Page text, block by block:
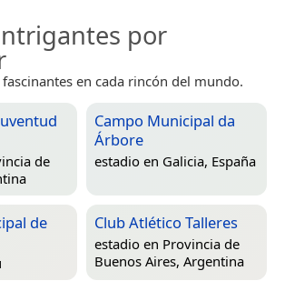
por
en cada rincón del mundo.
de
Campo Municipal da
Árbore
estadio en Galicia, España
de
Club Atlético Talleres
estadio en Provincia de
Buenos Aires, Argentina